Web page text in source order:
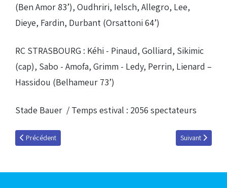
(Ben Amor 83’), Oudhriri, Ielsch, Allegro, Lee,
Dieye, Fardin, Durbant (Orsattoni 64’)
RC STRASBOURG : Kéhi - Pinaud, Golliard, Sikimic
(cap), Sabo - Amofa, Grimm - Ledy, Perrin, Lienard –
Hassidou (Belhameur 73’)
Stade Bauer / Temps estival : 2056 spectateurs
Article précédent : Une bonne entrée en matière pour les SR Colmar
Précédent Article suivant
Suivant